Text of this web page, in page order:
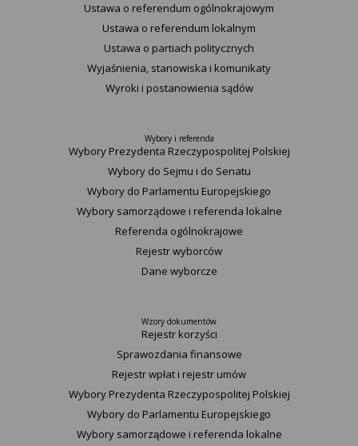
Ustawa o referendum ogólnokrajowym
Ustawa o referendum lokalnym
Ustawa o partiach politycznych
Wyjaśnienia, stanowiska i komunikaty
Wyroki i postanowienia sądów
Wybory i referenda
Wybory Prezydenta Rzeczypospolitej Polskiej
Wybory do Sejmu i do Senatu
Wybory do Parlamentu Europejskiego
Wybory samorządowe i referenda lokalne
Referenda ogólnokrajowe
Rejestr wyborców
Dane wyborcze
Wzory dokumentów
Rejestr korzyści
Sprawozdania finansowe
Rejestr wpłat i rejestr umów
Wybory Prezydenta Rzeczypospolitej Polskiej
Wybory do Parlamentu Europejskiego
Wybory samorządowe i referenda lokalne